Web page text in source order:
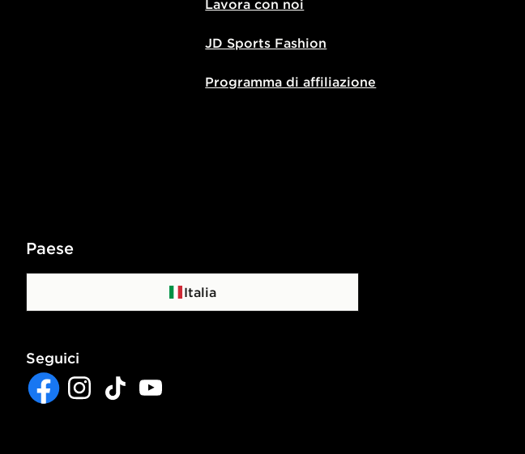
Lavora con noi
JD Sports Fashion
Programma di affiliazione
Paese
Italia
Seguici